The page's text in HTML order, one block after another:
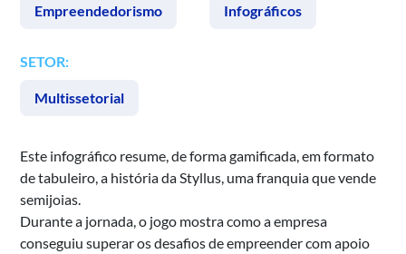
Empreendedorismo Infográficos
SETOR:
Multissetorial
Este infográfico resume, de forma gamificada, em formato
de tabuleiro, a história da Styllus, uma franquia que vende
semijoias.
Durante a jornada, o jogo mostra como a empresa
conseguiu superar os desafios de empreender com apoio